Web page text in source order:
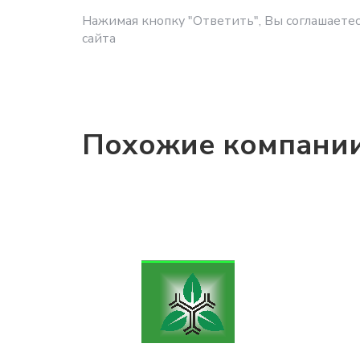
Нажимая кнопку "Ответить", Вы
сайта
Похожие